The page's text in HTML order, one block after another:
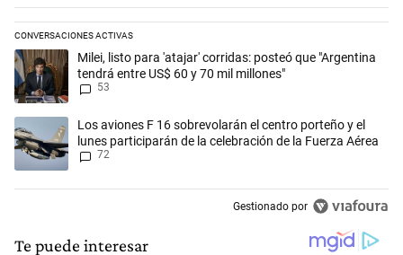
CONVERSACIONES ACTIVAS
Este listado muestra los artículos con más comentarios en los
Un artículo de tendencia con el título "Milei, listo para 'atajar'
Milei, listo para 'atajar' corridas: posteó que "Argentina
tendrá entre US$ 60 y 70 mil millones"
53
Un artículo de tendencia con el título "Los aviones F 16 sobrevolarán
Los aviones F 16 sobrevolarán el centro porteño y el
lunes participarán de la celebración de la Fuerza Aérea
72
Gestionado por